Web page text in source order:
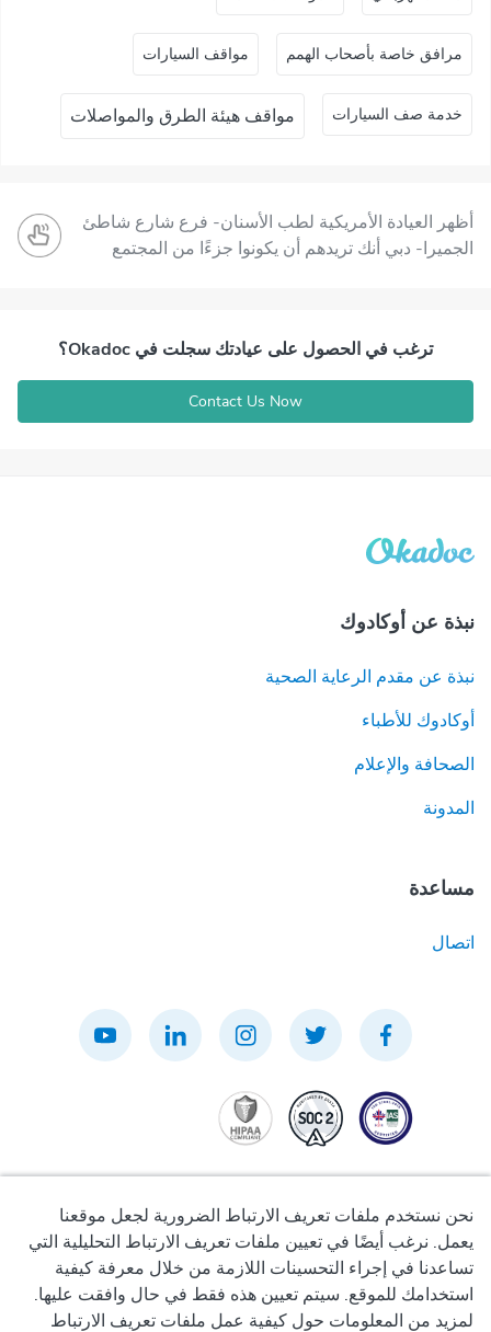
مرافق خاصة بأصحاب الهمم مواقف السيارات
خدمة صف السيارات مواقف هيئة الطرق والمواصلات
أظهر العيادة الأمريكية لطب الأسنان- فرع شارع شاطئ
الجميرا- دبي أنك تريدهم أن يكونوا جزءًا من المجتمع
ترغب في الحصول على عيادتك سجلت في Okadoc؟
Contact Us Now
نبذة عن أوكادوك
نبذة عن مقدم الرعاية الصحية
أوكادوك للأطباء
الصحافة والإعلام
المدونة
مساعدة
اتصال
سياسة الخصوصية
نحن نستخدم ملفات تعريف الارتباط الضرورية لجعل موقعنا
يعمل. نرغب أيضًا في تعيين ملفات تعريف الارتباط التحليلية التي
تساعدنا في إجراء التحسينات اللازمة من خلال معرفة كيفية
استخدامك للموقع. سيتم تعيين هذه فقط في حال وافقت عليها.
لمزيد من المعلومات حول كيفية عمل ملفات تعريف الارتباط